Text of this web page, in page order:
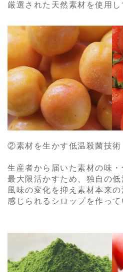
厳選された天然素材を使用し
②素材を生かす低温殺菌技術
生産者から届いた素材の味・
最大限活かすため、独自の低
風味の変化を抑え素材本来
感じられるシロップを作って